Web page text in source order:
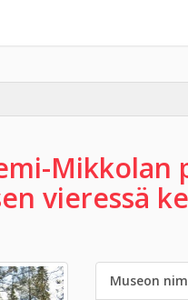
Mikkolan
vieressä
Museon